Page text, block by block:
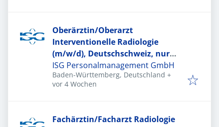
Oberärztin/Oberarzt
Interventionelle Radiologie
(m/w/d), Deutschschweiz, nur
Hintergrunddienste
ISG Personalmanagement GmbH
Baden-Württemberg, Deutschland +
Veröffentlicht:
vor 4 Wochen
Fachärztin/Facharzt Radiologie